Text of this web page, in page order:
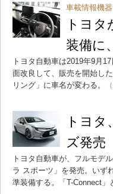
車載情報機器
トヨ
装備に
トヨタ自動車は2019年9月
面改良して、販売を開始し
リング」に車名が変わる。
トヨ
ズ発売
トヨタ自動車が、フルモデ
ラ スポーツ」を発売。いず
準装備する。「T-Connect」